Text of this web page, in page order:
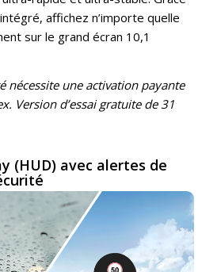
affichez n’importe quelle
sur le grand écran 10,1
nécessite une activation payante
Version d’essai gratuite de 31
(HUD) avec alertes de